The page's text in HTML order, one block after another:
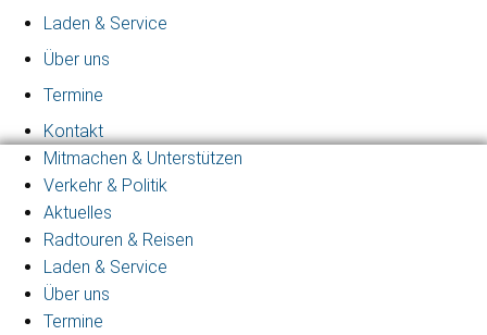
Laden & Service
Über uns
Termine
Kontakt
Mitmachen & Unterstützen
Verkehr & Politik
Aktuelles
Radtouren & Reisen
Laden & Service
Über uns
Termine